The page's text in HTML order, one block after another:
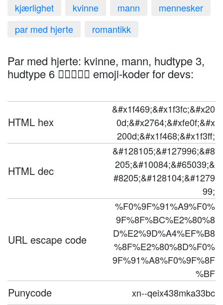
kjærlighet
kvinne mann
mennesker
par med hjerte
romantikk
Par med hjerte: kvinne, mann, hudtype 3,
hudtype 6 👩🏼‍❤️‍👨🏿 emoji-koder for devs:
HTML hex
&#x1f469;&#x1f3fc;&#x20
0d;&#x2764;&#xfe0f;&#x
200d;&#x1f468;&#x1f3ff;
HTML dec
&#128105;&#127996;&#8
205;&#10084;&#65039;&
#8205;&#128104;&#1279
99;
URL escape code
%F0%9F%91%A9%F0%
9F%8F%BC%E2%80%8
D%E2%9D%A4%EF%B8
%8F%E2%80%8D%F0%
9F%91%A8%F0%9F%8F
%BF
Punycode xn--qeix438mka33bc